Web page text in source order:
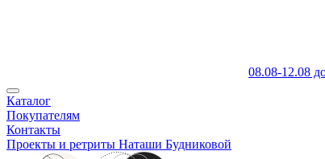
08.08-12.08
Каталог
Покупателям
Контакты
Проекты и ретриты Наташи Будниковой